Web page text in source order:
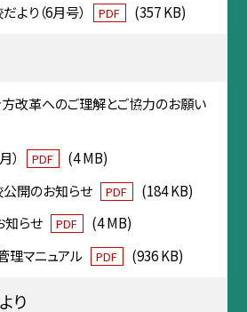
り（6月号）
PDF (357 KB)
改革へのご理解とご協力のお願い
）
PDF
(4 MB)
開のお知らせ
PDF
(184 KB)
知らせ
PDF
(4 MB)
理マニュアル
PDF (936 KB)
り